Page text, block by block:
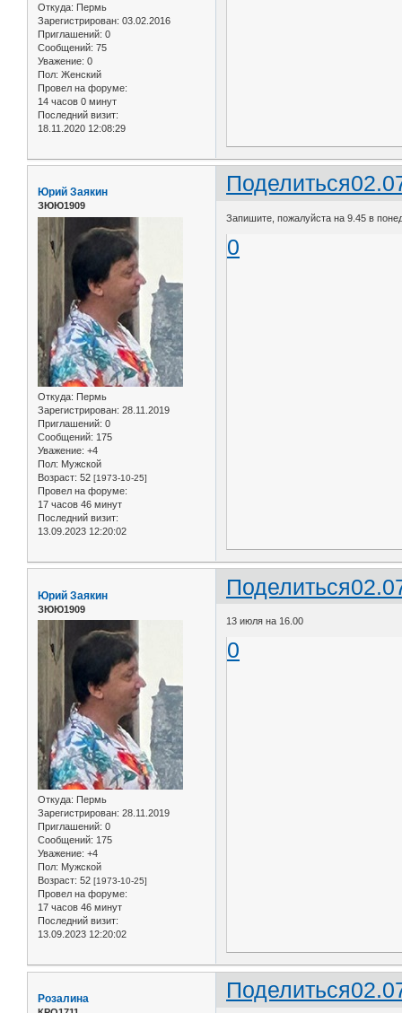
Откуда: Пермь
Зарегистрирован: 03.02.2016
Приглашений: 0
Сообщений: 75
Уважение: 0
Пол: Женский
Провел на форуме:
14 часов 0 минут
Последний визит:
18.11.2020 12:08:29
Поделиться
Юрий Заякин
ЗЮЮ1909
Откуда: Пермь
Зарегистрирован: 28.11.2019
Приглашений: 0
Сообщений: 175
Уважение: +4
Пол: Мужской
Возраст: 52 [1973-10-25]
Провел на форуме:
17 часов 46 минут
Последний визит:
13.09.2023 12:20:02
Запишите, пожалуйста на 9.45 в
0
Поделиться
Юрий Заякин
ЗЮЮ1909
Откуда: Пермь
Зарегистрирован: 28.11.2019
Приглашений: 0
Сообщений: 175
Уважение: +4
Пол: Мужской
Возраст: 52 [1973-10-25]
Провел на форуме:
17 часов 46 минут
Последний визит:
13.09.2023 12:20:02
13 июля на 16.00
0
Поделиться
Розалина